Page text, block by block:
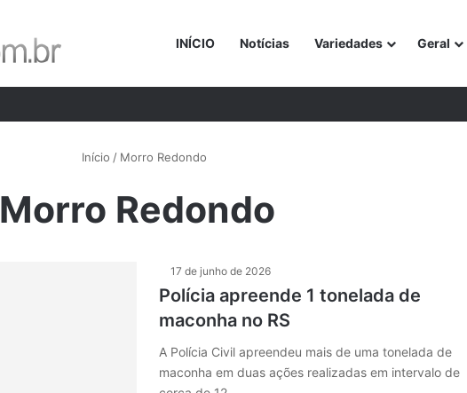
INÍCIO Notícias Variedades Geral
Início / Morro Redondo
Morro Redondo
17 de junho de 2026
Polícia apreende 1 tonelada de
maconha no RS
A Polícia Civil apreendeu mais de uma tonelada de
maconha em duas ações realizadas em intervalo de